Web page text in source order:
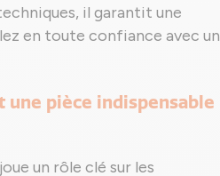
il garantit une
en toute confiance avec un
une pièce indispensable
un rôle clé sur les